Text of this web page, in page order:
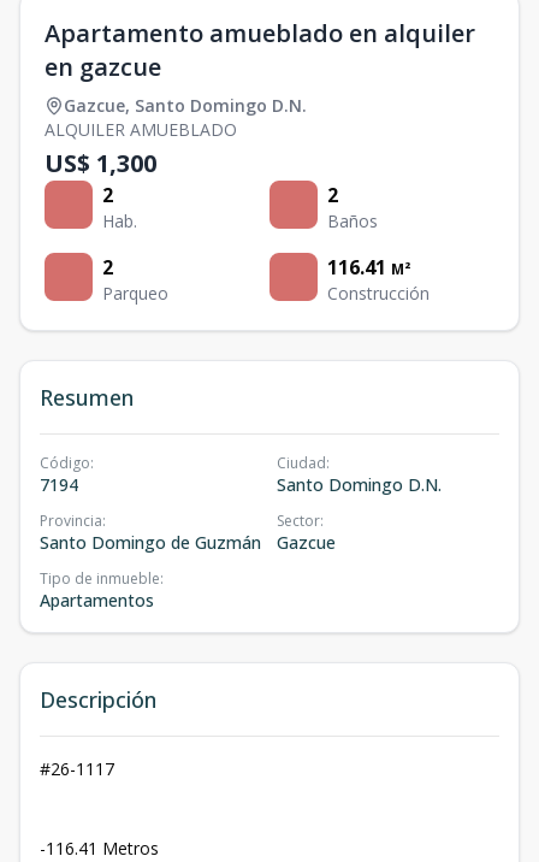
Apartamento amueblado en alquiler
en gazcue
Gazcue, Santo Domingo D.N.
ALQUILER AMUEBLADO
US$ 1,300
2
Hab.
2
Baños
2
Parqueo
116.41 M²
Construcción
Resumen
Código:
7194
Ciudad:
Santo Domingo D.N.
Provincia:
Santo Domingo de Guzmán
Sector:
Gazcue
Tipo de inmueble:
Apartamentos
Descripción
#26-1117
-116.41 Metros